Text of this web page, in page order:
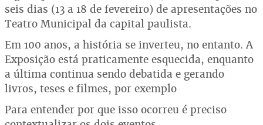
seis dias (13 a 18 de fevereiro) de apresentações no
Teatro Municipal da capital paulista.
Em 100 anos, a história se inverteu, no entanto. A
Exposição está praticamente esquecida, enquanto
a última continua sendo debatida e gerando
livros, teses e filmes, por exemplo
Para entender por que isso ocorreu é preciso